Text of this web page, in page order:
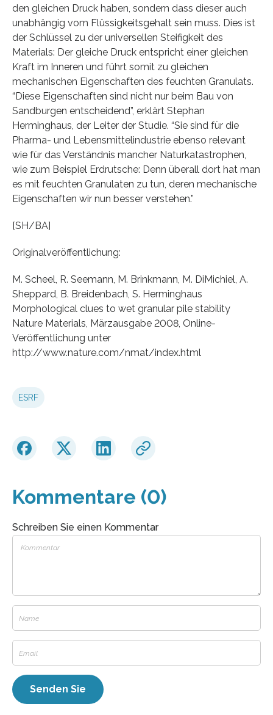
den gleichen Druck haben, sondern dass dieser auch
unabhängig vom Flüssigkeitsgehalt sein muss. Dies ist
der Schlüssel zu der universellen Steifigkeit des
Materials: Der gleiche Druck entspricht einer gleichen
Kraft im Inneren und führt somit zu gleichen
mechanischen Eigenschaften des feuchten Granulats.
“Diese Eigenschaften sind nicht nur beim Bau von
Sandburgen entscheidend”, erklärt Stephan
Herminghaus, der Leiter der Studie. “Sie sind für die
Pharma- und Lebensmittelindustrie ebenso relevant
wie für das Verständnis mancher Naturkatastrophen,
wie zum Beispiel Erdrutsche: Denn überall dort hat man
es mit feuchten Granulaten zu tun, deren mechanische
Eigenschaften wir nun besser verstehen.”
[SH/BA]
Originalveröffentlichung:
M. Scheel, R. Seemann, M. Brinkmann, M. DiMichiel, A.
Sheppard, B. Breidenbach, S. Herminghaus
Morphological clues to wet granular pile stability
Nature Materials, Märzausgabe 2008, Online-
Veröffentlichung unter
http://www.nature.com/nmat/index.html
ESRF
Kommentare (0)
Schreiben Sie einen Kommentar